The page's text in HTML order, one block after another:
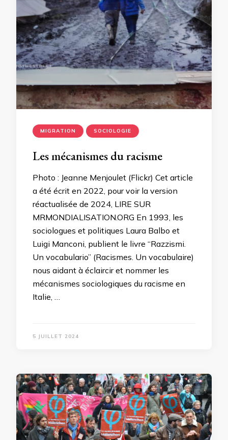
MIGRATION SOCIOLOGIE
Les mécanismes du racisme
Photo : Jeanne Menjoulet (Flickr) Cet article
a été écrit en 2022, pour voir la version
réactualisée de 2024, LIRE SUR
MRMONDIALISATION.ORG En 1993, les
sociologues et politiques Laura Balbo et
Luigi Manconi, publient le livre “Razzismi.
Un vocabulario” (Racismes. Un vocabulaire)
nous aidant à éclaircir et nommer les
mécanismes sociologiques du racisme en
Italie, …
5 JUILLET 2024